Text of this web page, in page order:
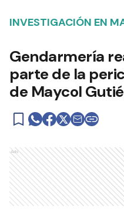
INVESTIGACIÓN EN
Gendarmería
parte de la
de Maycol
Ads